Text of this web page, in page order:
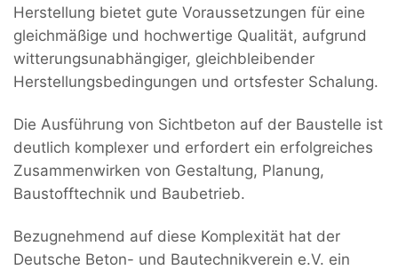
Herstellung bietet gute Voraussetzungen für eine
gleichmäßige und hochwertige Qualität, aufgrund
witterungsunabhängiger, gleichbleibender
Herstellungsbedingungen und ortsfester Schalung.
Die Ausführung von Sichtbeton auf der Baustelle ist
deutlich komplexer und erfordert ein erfolgreiches
Zusammenwirken von Gestaltung, Planung,
Baustofftechnik und Baubetrieb.
Bezugnehmend auf diese Komplexität hat der
Deutsche Beton- und Bautechnikverein e.V. ein